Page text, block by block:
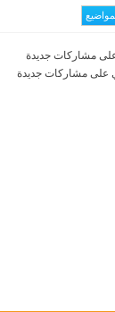
مشاركات جديدة
على مشاركات جديدة